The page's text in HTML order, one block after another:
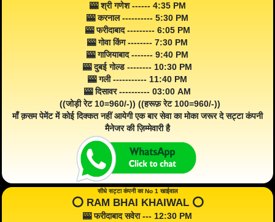
🎰 श्री गणेश ------ 4:35 PM
🎰 करनाल ---------- 5:30 PM
🎰 फरीदाबाद --------- 6:05 PM
🎰 गोवा किंग -------- 7:30 PM
🎰 गाजियाबाद ------- 9:40 PM
🎰 दुबई गोल्ड -------- 10:30 PM
🎰 गली ----------- 11:40 PM
🎰 दिसावर ---------- 03:00 AM
((जोड़ी रेट 10=960/-)) ((हरूफ़ रेट 100=960/-))
माँ क़सम पेमेंट में कोई दिक्कत नहीं आयेगी एक बार सेवा का मोका जरूर दे सट्टा कंपनी
मैनेजर की ज़िम्मेवारी है
सीधे सट्टा कंपनी का No 1 खाईवाल
⭕️ RAM BHAI KHAIWAL ⭕️
🎰 फरीदाबाद सवेरा --- 12:30 PM